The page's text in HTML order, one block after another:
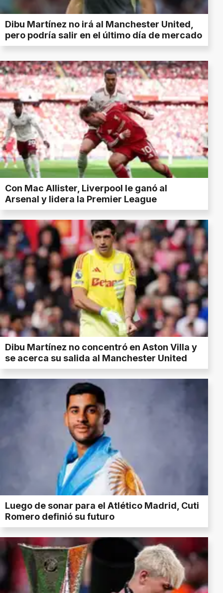
Dibu Martínez no irá al Manchester United,
pero podría salir en el último día de mercado
Con Mac Allister, Liverpool le ganó al
Arsenal y lidera la Premier League
Dibu Martínez no concentró en Aston Villa y
se acerca su salida al Manchester United
Luego de sonar para el Atlético Madrid, Cuti
Romero definió su futuro